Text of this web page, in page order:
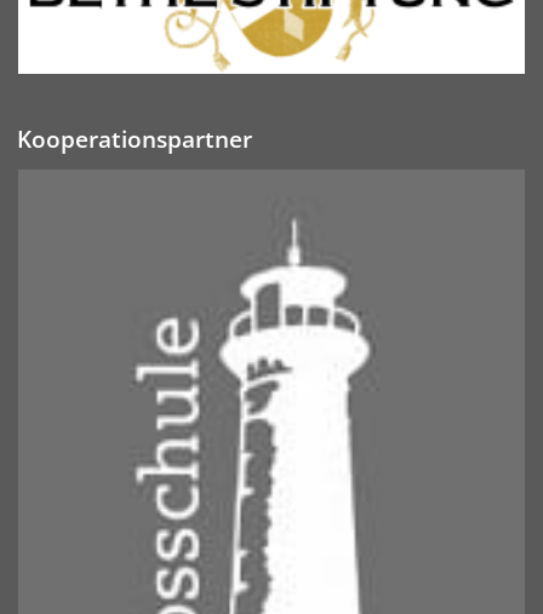
Kooperationspartner